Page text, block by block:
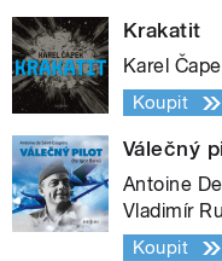
Krakatit
Karel
Koupit
Válečný
Antoine
Vladimír
Koupit